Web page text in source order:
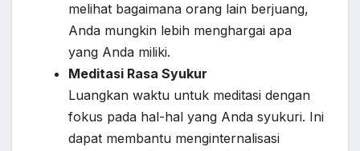
melihat bagaimana orang lain berjuang,
Anda mungkin lebih menghargai apa
yang Anda miliki.
Meditasi Rasa Syukur
Luangkan waktu untuk meditasi dengan
fokus pada hal-hal yang Anda syukuri. Ini
dapat membantu menginternalisasi